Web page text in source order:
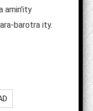
amin'ity
barotra ity.